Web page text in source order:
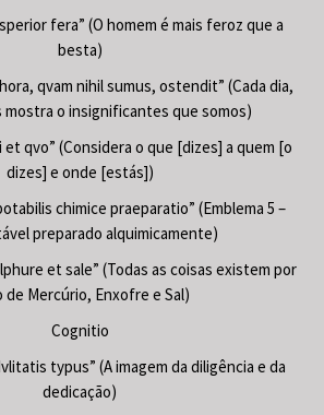
fera” (O homem é mais feroz que a
besta)
qvam nihil sumus, ostendit” (Cada dia,
mostra o insignificantes que somos)
et qvo” (Considera o que [dizes] a quem [o
dizes] e onde [estás])
chimice praeparatio” (Emblema 5 –
preparado alquimicamente)
et sale” (Todas as coisas existem por
de Mercúrio, Enxofre e Sal)
Cognitio
typus” (A imagem da diligência e da
dedicação)